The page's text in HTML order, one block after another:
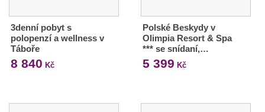
3denní pobyt s
polopenzí a wellness v
Táboře
8 840 Kč
Polské Beskydy v
Olimpia Resort & Spa
*** se snídaní,…
5 399 Kč